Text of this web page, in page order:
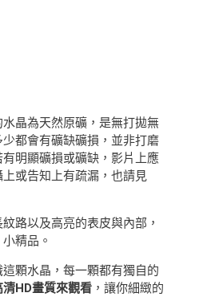
水晶為天然原礦，是無打拋無
都會有礦缺礦損，並非打磨
明顯礦損或礦缺，影片上應
或告知上有疏漏，也請見
路以及高亮的表皮與內部，
精品。
顆水晶，每一顆都有獨自的
HD畫質來觀看 ，讓你細緻的